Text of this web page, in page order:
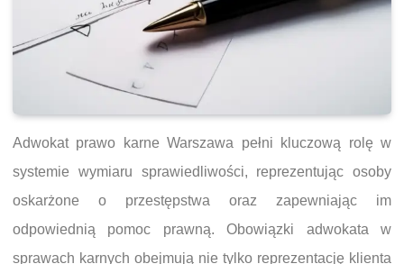
Adwokat prawo karne Warszawa pełni kluczową rolę w
systemie wymiaru sprawiedliwości, reprezentując osoby
oskarżone o przestępstwa oraz zapewniając im
odpowiednią pomoc prawną. Obowiązki adwokata w
sprawach karnych obejmują nie tylko reprezentację klienta